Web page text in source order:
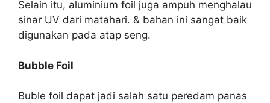
Selain itu, aluminium foil juga ampuh menghalau
sinar UV dari matahari. & bahan ini sangat baik
digunakan pada atap seng.
Bubble Foil
Buble foil dapat jadi salah satu peredam panas